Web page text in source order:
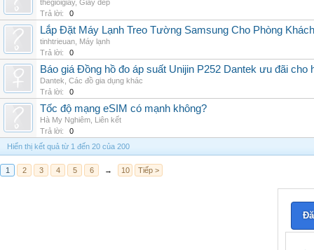
thegioigiay, Giày dép
Trả lời:
0
Lắp Đặt Máy Lạnh Treo Tường Samsung Cho Phòng Khách
tinhtrieuan Máy lạnh
Trả lời:
0
Báo giá Đồng hồ đo áp suất Unijin P252 Dantek ưu đãi cho
Dantek Các đồ gia dụng khác
Trả lời:
0
Tốc độ mạng eSIM có mạnh không?
Hà My Nghiêm Liên kết
Trả lời:
0
Hiển thị kết quả từ 1 đến 20 của 200
1 2 3 4 5 6 → 10 Tiếp >